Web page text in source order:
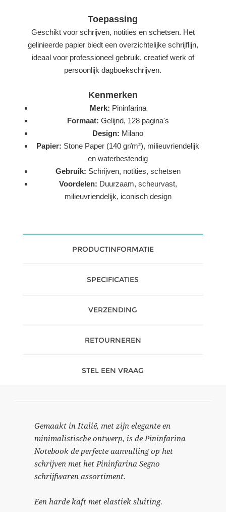
Toepassing
Geschikt voor schrijven, notities en schetsen. Het
gelinieerde papier biedt een overzichtelijke schrijflijn,
ideaal voor professioneel gebruik, creatief werk of
persoonlijk dagboekschrijven.
Kenmerken
Merk: Pininfarina
Formaat: Gelijnd, 128 pagina's
Design: Milano
Papier: Stone Paper (140 gr/m²), milieuvriendelijk
en waterbestendig
Gebruik: Schrijven, notities, schetsen
Voordelen: Duurzaam, scheurvast,
milieuvriendelijk, iconisch design
PRODUCTINFORMATIE
SPECIFICATIES
VERZENDING
RETOURNEREN
STEL EEN VRAAG
Gemaakt in Italië, met zijn elegante en
minimalistische ontwerp, is de Pininfarina
Notebook de perfecte aanvulling op het
schrijven met het Pininfarina Segno
schrijfwaren assortiment.
Een harde kaft met elastiek sluiting.